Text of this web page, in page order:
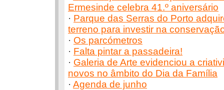
Ermesinde celebra 41.º aniversário
· Parque das Serras do Porto
terreno para investir na
· Os parcómetros
· Falta pintar a passadeira!
· Galeria de Arte evidenciou a
novos no âmbito do Dia da Família
· Agenda de junho